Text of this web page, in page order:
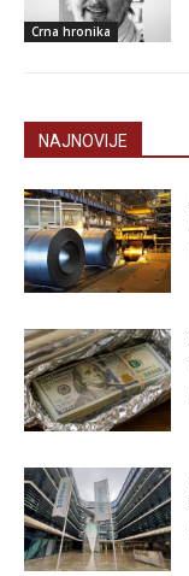
Crna hronika
NAJNOVIJE